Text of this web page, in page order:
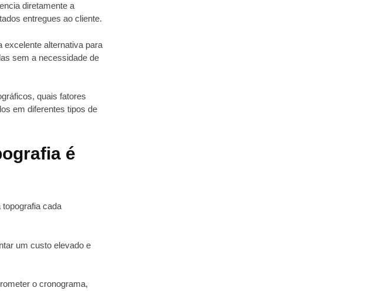
diretamente a
entregues ao cliente.
alternativa para
sem a necessidade de
quais fatores
em diferentes tipos de
é
cada
um custo elevado e
o cronograma,